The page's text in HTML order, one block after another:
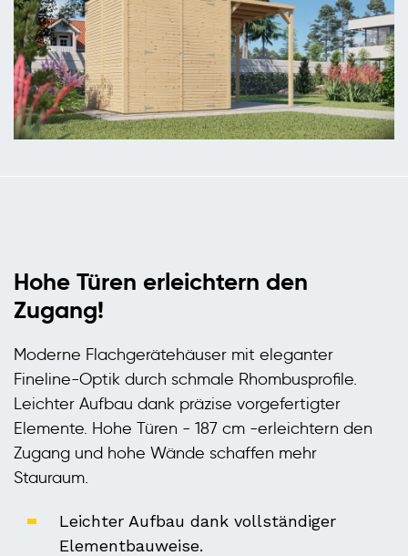
Hohe Türen erleichtern den
Zugang!
Moderne Flachgerätehäuser mit eleganter
Fineline-Optik durch schmale Rhombusprofile.
Leichter Aufbau dank präzise vorgefertigter
Elemente. Hohe Türen - 187 cm -erleichtern den
Zugang und hohe Wände schaffen mehr
Stauraum.
Leichter Aufbau dank vollständiger
Elementbauweise.